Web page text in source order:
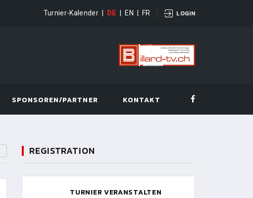
Turnier-Kalender DE EN FR LOGIN
SPONSOREN/PARTNER KONTAKT
REGISTRATION
TURNIER VERANSTALTEN